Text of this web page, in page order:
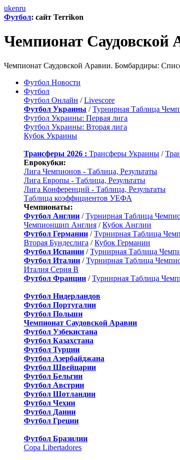
ukenru
Футбол: сайт Terrikon
Чемпионат Саудовской
Чемпионат Саудовской Аравии. Бомбардиры:
Футбол Новости
Футбол
Футбол Онлайн /Livescore
Футбол Украины /Турнирная Таблица
Футбол Украины: Первая лига
Футбол Украины: Вторая лига
Кубок Украины
Трансферы 2026 : Трансферы Украины /
Еврокубки:
Лига Чемпионов - Таблица, Результаты
Лига Европы - Таблица, Результаты
Лига Конференций - Таблица, Результаты
Таблица коэффициентов УЕФА
Чемпионаты:
Футбол Англии /Турнирная Таблица
Чемпионшип Англия /Кубок Англии
Футбол Германии /Турнирная Таблица
Вторая Бундеслига /Кубок Германии
Футбол Испании /Турнирная Таблица
Футбол Италии /Турнирная Таблица
Италия Серия B
Футбол Франции /Турнирная Таблица
Футбол Нидерландов
Футбол Португалии
Футбол Польши
Чемпионат Саудовской Аравии
Футбол Узбекистана
Футбол Казахстана
Футбол Турции
Футбол Азербайджана
Футбол Швейцарии
Футбол Бельгии
Футбол Австрии
Футбол Шотландии
Футбол Чехии
Футбол Дании
Футбол Греции
Футбол Бразилии
Copa Libertadores